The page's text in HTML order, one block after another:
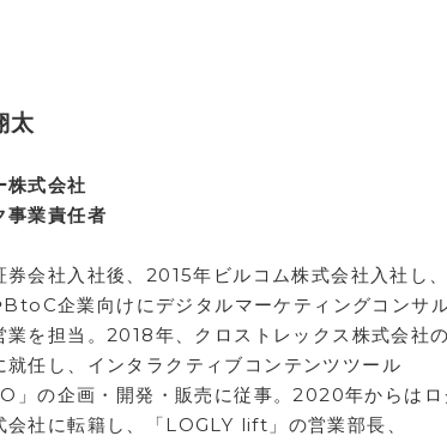
太
株式会社
事業責任者
券会社入社後、2015年ビルコム株式会社入社し、
企業向けにデジタルマーケティングコンサ
業を担当。2018年、クロストレックス株式会社の
就任し、インタラクティブコンテンツツール
」の企画・開発・販売に従事。2020年からはロ
会社に転籍し、「LOGLY lift」の営業部長、